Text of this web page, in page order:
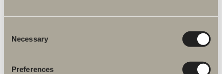
Selection
Necessary
Preferences